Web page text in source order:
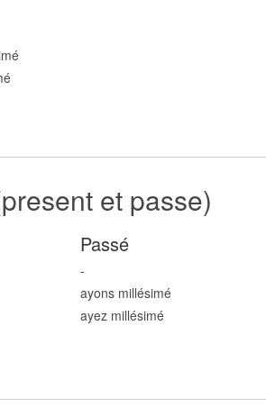
é
é
et passe)
Passé
-
ayons millésimé
ayez millésimé